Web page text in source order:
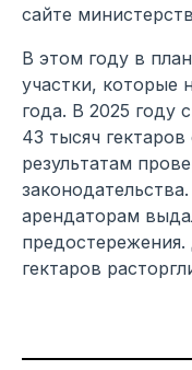
сайте
В этом году в
участки, которые
года. В 2025 году
43 тысяч
результатам
арендаторам
гектаров